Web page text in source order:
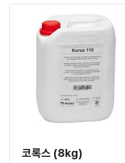
코록스 (8kg)